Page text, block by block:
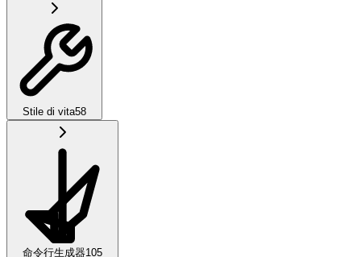
Stile di vita58
命令行生成器105